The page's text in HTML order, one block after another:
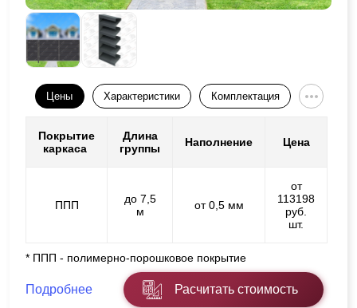
Цены Характеристики Комплектация
Покрытие
каркаса
Длина
группы
Наполнение Цена
ППП
до 7,5
м
от 0,5 мм
от
113198
руб.
шт.
* ППП - полимерно-порошковое покрытие
Подробнее Расчитать стоимость